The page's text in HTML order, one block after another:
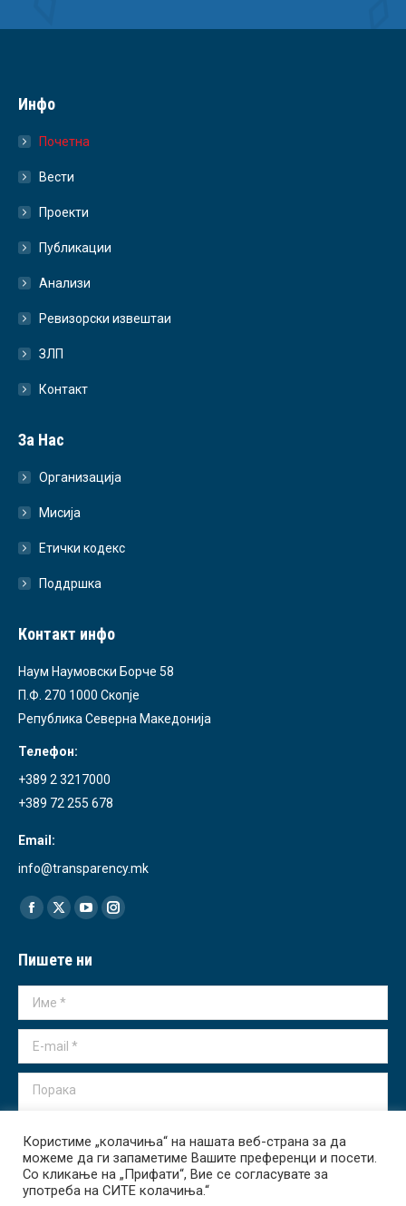
Инфо
Почетна
Вести
Проекти
Публикации
Анализи
Ревизорски извештаи
ЗЛП
Контакт
За Нас
Организација
Мисија
Етички кодекс
Поддршка
Контакт инфо
Наум Наумовски Борче 58
П.Ф. 270 1000 Скопје
Република Северна Македонија
Телефон:
+389 2 3217000
+389 72 255 678
Email:
info@transparency.mk
Find us on:
Facebook
opens
in
X
opens
in
YouTube
opens
in
Instagram
in
Пишете ни
Име *
E-mail *
Порака
Испрати
Користиме „колачиња“ на нашата веб-страна за да
можеме да ги запаметиме Вашите преференци и посети.
Со кликање на „Прифати“, Вие се согласувате за
употреба на СИТЕ колачиња.“